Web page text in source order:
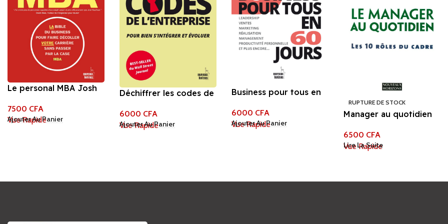
Le personal MBA Josh
7500 CFA
Ajouter Au Panier
Vue Rapide
Déchiffrer les codes de
6000 CFA
Ajouter Au Panier
Vue Rapide
Business pour tous en
6000 CFA
Ajouter Au Panier
Vue Rapide
RUPTURE DE STOCK
Manager au quotidien
6500 CFA
Lire La Suite
Vue Rapide